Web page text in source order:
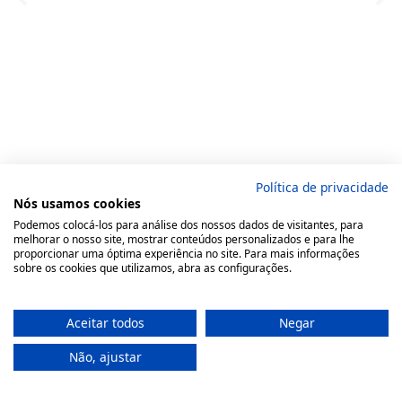
Política de privacidade
Nós usamos cookies
Podemos colocá-los para análise dos nossos dados de visitantes, para
melhorar o nosso site, mostrar conteúdos personalizados e para lhe
proporcionar uma óptima experiência no site. Para mais informações
sobre os cookies que utilizamos, abra as configurações.
Aceitar todos
Negar
Não, ajustar